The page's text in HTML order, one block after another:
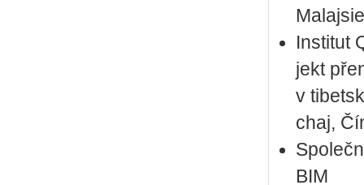
Ma­laj­sie
In­sti­tut
jekt
v
chaj,
BIM